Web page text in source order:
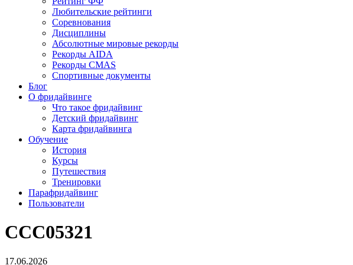
Любительские рейтинги
Соревнования
Дисциплины
Абсолютные мировые рекорды
Рекорды AIDA
Рекорды CMAS
Спортивные документы
Блог
О фридайвинге
Что такое фридайвинг
Детский фридайвинг
Карта фридайвинга
Обучение
История
Курсы
Путешествия
Тренировки
Парафридайвинг
Пользователи
CCC05321
17.06.2026